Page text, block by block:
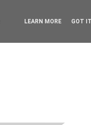
LEARN MORE GOT IT